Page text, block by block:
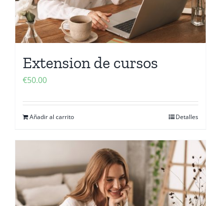
Extension de cursos
€50.00
Añadir al carrito Detalles